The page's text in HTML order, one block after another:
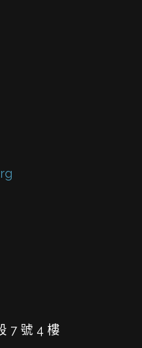
7 號 4 樓